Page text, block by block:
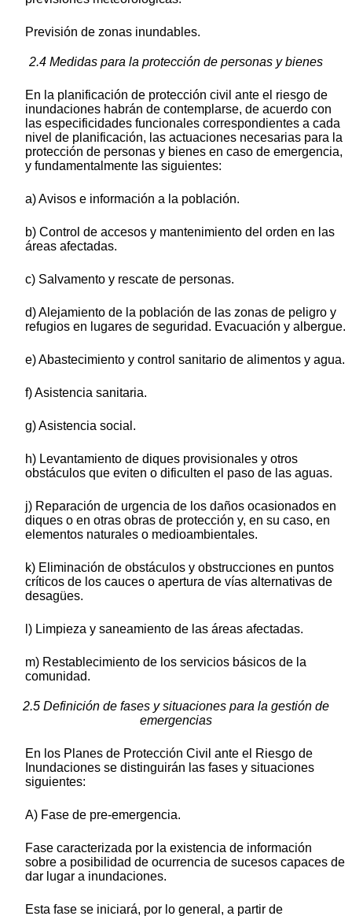
Previsión de zonas inundables.
2.4 Medidas para la protección de personas y bienes
En la planificación de protección civil ante el riesgo de
inundaciones habrán de contemplarse, de acuerdo con
las especificidades funcionales correspondientes a cada
nivel de planificación, las actuaciones necesarias para la
protección de personas y bienes en caso de emergencia,
y fundamentalmente las siguientes:
a) Avisos e información a la población.
b) Control de accesos y mantenimiento del orden en las
áreas afectadas.
c) Salvamento y rescate de personas.
d) Alejamiento de la población de las zonas de peligro y
refugios en lugares de seguridad. Evacuación y albergue.
e) Abastecimiento y control sanitario de alimentos y agua.
f) Asistencia sanitaria.
g) Asistencia social.
h) Levantamiento de diques provisionales y otros
obstáculos que eviten o dificulten el paso de las aguas.
j) Reparación de urgencia de los daños ocasionados en
diques o en otras obras de protección y, en su caso, en
elementos naturales o medioambientales.
k) Eliminación de obstáculos y obstrucciones en puntos
críticos de los cauces o apertura de vías alternativas de
desagües.
l) Limpieza y saneamiento de las áreas afectadas.
m) Restablecimiento de los servicios básicos de la
comunidad.
2.5 Definición de fases y situaciones para la gestión de
emergencias
En los Planes de Protección Civil ante el Riesgo de
Inundaciones se distinguirán las fases y situaciones
siguientes:
A) Fase de pre-emergencia.
Fase caracterizada por la existencia de información
sobre a posibilidad de ocurrencia de sucesos capaces de
dar lugar a inundaciones.
Esta fase se iniciará, por lo general, a partir de